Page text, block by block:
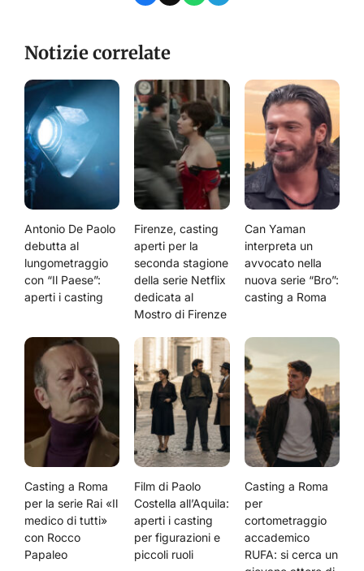
Notizie correlate
Antonio De Paolo
debutta al
lungometraggio
con “Il Paese”:
aperti i casting
Firenze, casting
aperti per la
seconda stagione
della serie Netflix
dedicata al
Mostro di Firenze
Can Yaman
interpreta un
avvocato nella
nuova serie “Bro”:
casting a Roma
Casting a Roma
per la serie Rai «Il
medico di tutti»
con Rocco
Papaleo
Film di Paolo
Costella all’Aquila:
aperti i casting
per figurazioni e
piccoli ruoli
Casting a Roma
per
cortometraggio
accademico
RUFA: si cerca un